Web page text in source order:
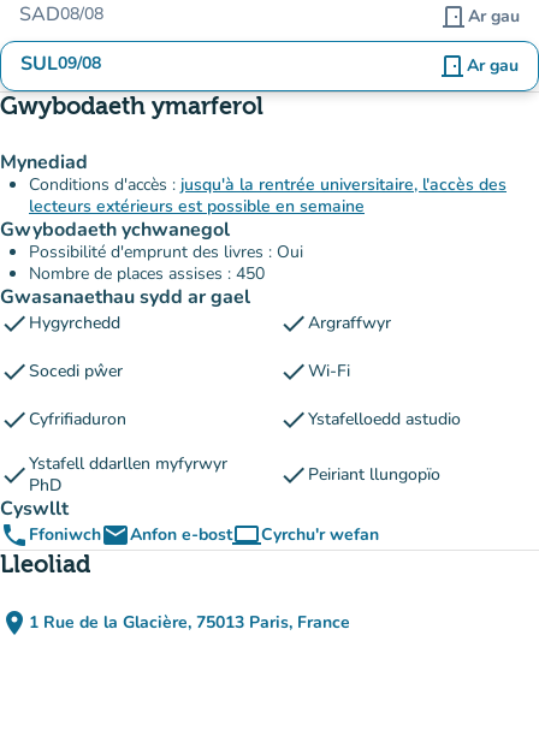
SAD08/08 door_front Ar gau
SUL09/08 door_front Ar gau
Gwybodaeth ymarferol
Mynediad
Conditions d'accès : jusqu'à la rentrée universitaire, l'accès des
lecteurs extérieurs est possible en semaine
Gwybodaeth ychwanegol
Possibilité d'emprunt des livres : Oui
Nombre de places assises : 450
Gwasanaethau sydd ar gael
check Hygyrchedd checkArgraffwyr
checkSocedi pŵer checkWi-Fi
checkCyfrifiaduron checkYstafelloedd astudio
checkYstafell ddarllen myfyrwyr
PhD
check Peiriant llungopïo
Cyswllt
phone FfoniwchemailAnfon e-bostcomputerCyrchu'r wefan
(tab newydd)
Lleoliad
place 1 Rue de la Glacière, 75013 Paris, France
(agor yn Google Maps)
(tab newydd)